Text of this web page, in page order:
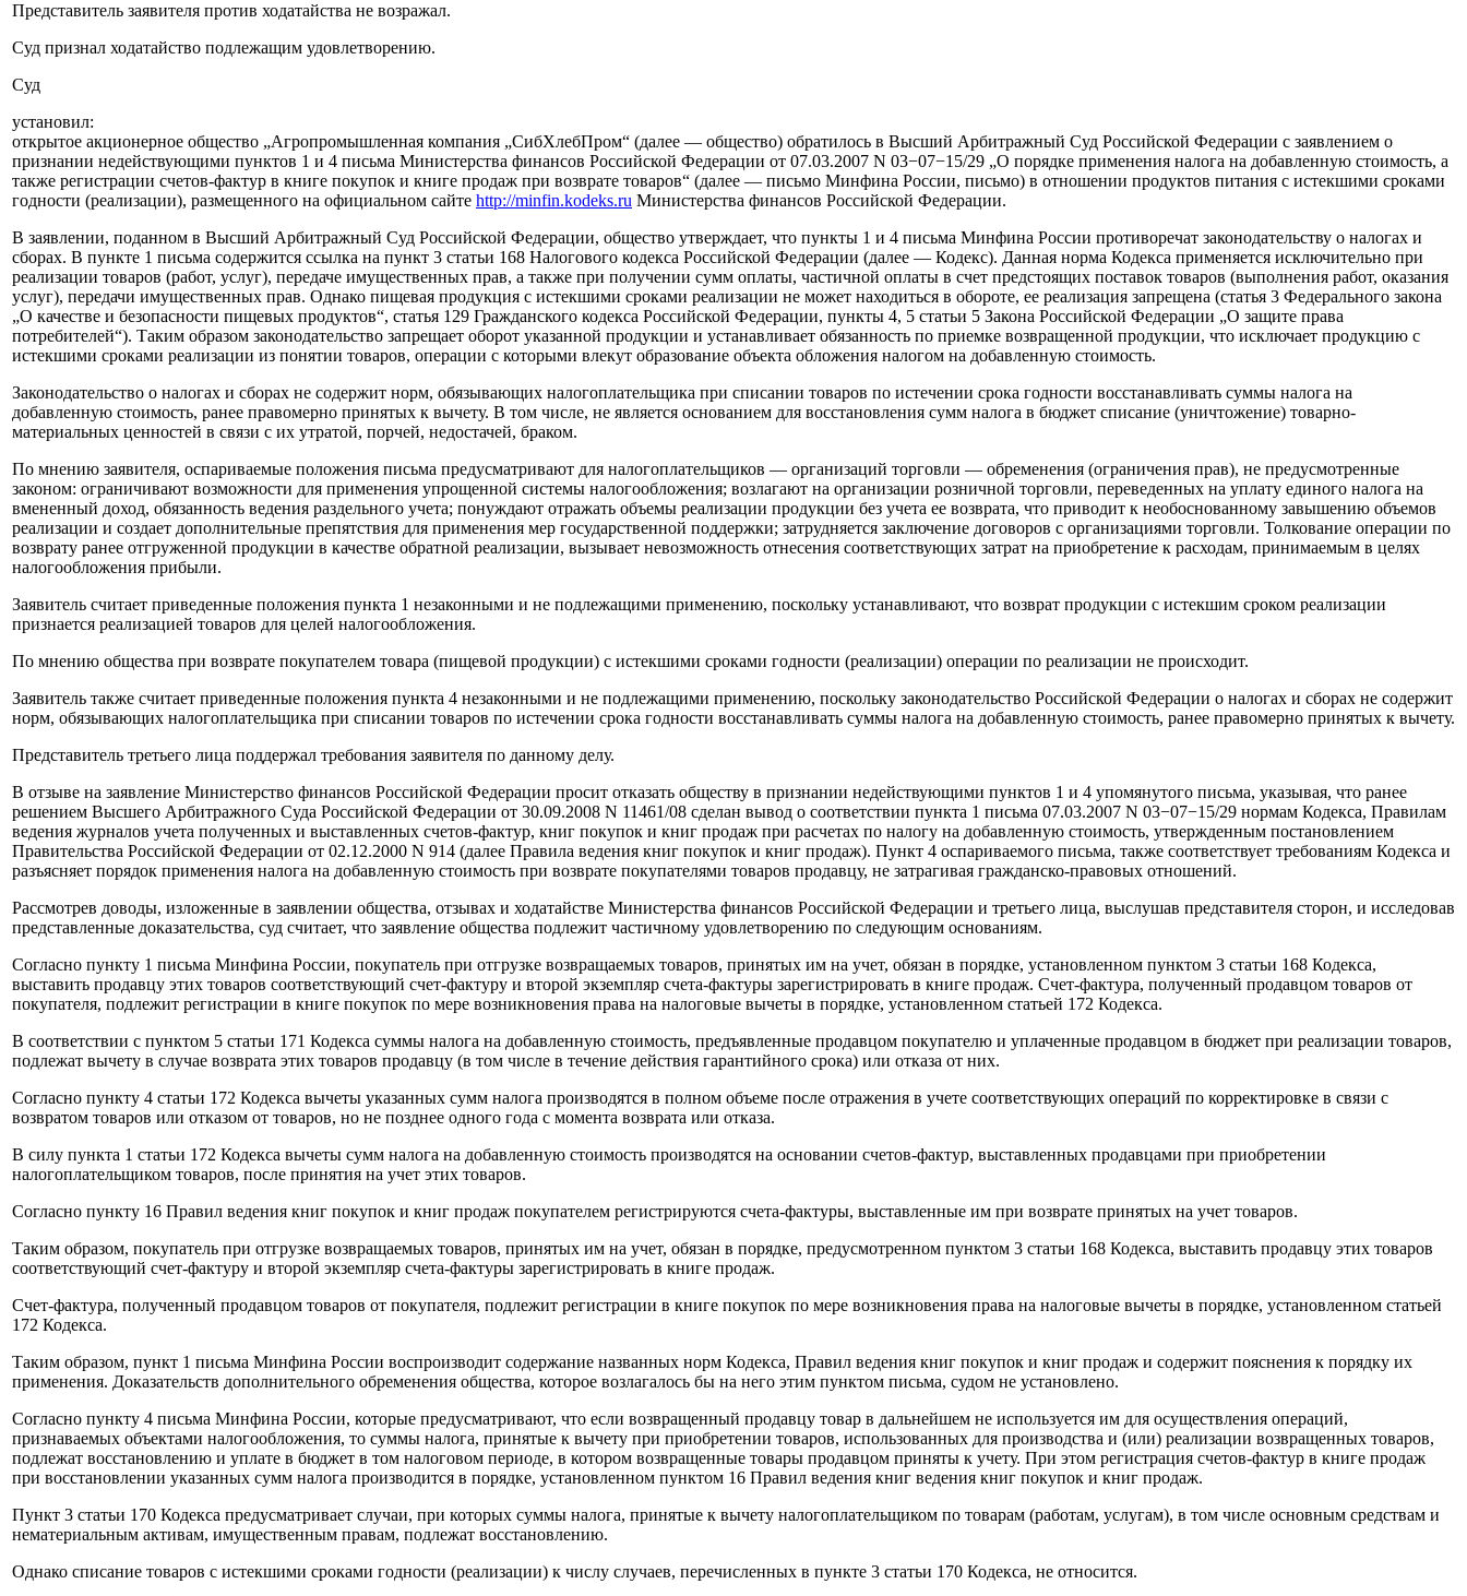
Представитель заявителя против ходатайства не возражал.
Суд признал ходатайство подлежащим удовлетворению.
Суд
установил:
открытое акционерное общество „Агропромышленная компания „СибХлебПром“ (далее — общество) обратилось в Высший Арбитражный Суд Российской Федерации с заявлением о
признании недействующими пунктов 1 и 4 письма Министерства финансов Российской Федерации от 07.03.2007 N 03−07−15/29 „О порядке применения налога на добавленную стоимость, а
также регистрации счетов-фактур в книге покупок и книге продаж при возврате товаров“ (далее — письмо Минфина России, письмо) в отношении продуктов питания с истекшими сроками
годности (реализации), размещенного на официальном сайте http://minfin.kodeks.ru Министерства финансов Российской Федерации.
В заявлении, поданном в Высший Арбитражный Суд Российской Федерации, общество утверждает, что пункты 1 и 4 письма Минфина России противоречат законодательству о налогах и
сборах. В пункте 1 письма содержится ссылка на пункт 3 статьи 168 Налогового кодекса Российской Федерации (далее — Кодекс). Данная норма Кодекса применяется исключительно при
реализации товаров (работ, услуг), передаче имущественных прав, а также при получении сумм оплаты, частичной оплаты в счет предстоящих поставок товаров (выполнения работ, оказания
услуг), передачи имущественных прав. Однако пищевая продукция с истекшими сроками реализации не может находиться в обороте, ее реализация запрещена (статья 3 Федерального закона
„О качестве и безопасности пищевых продуктов“, статья 129 Гражданского кодекса Российской Федерации, пункты 4, 5 статьи 5 Закона Российской Федерации „О защите права
потребителей“). Таким образом законодательство запрещает оборот указанной продукции и устанавливает обязанность по приемке возвращенной продукции, что исключает продукцию с
истекшими сроками реализации из понятии товаров, операции с которыми влекут образование объекта обложения налогом на добавленную стоимость.
Законодательство о налогах и сборах не содержит норм, обязывающих налогоплательщика при списании товаров по истечении срока годности восстанавливать суммы налога на
добавленную стоимость, ранее правомерно принятых к вычету. В том числе, не является основанием для восстановления сумм налога в бюджет списание (уничтожение) товарно-
материальных ценностей в связи с их утратой, порчей, недостачей, браком.
По мнению заявителя, оспариваемые положения письма предусматривают для налогоплательщиков — организаций торговли — обременения (ограничения прав), не предусмотренные
законом: ограничивают возможности для применения упрощенной системы налогообложения; возлагают на организации розничной торговли, переведенных на уплату единого налога на
вмененный доход, обязанность ведения раздельного учета; понуждают отражать объемы реализации продукции без учета ее возврата, что приводит к необоснованному завышению объемов
реализации и создает дополнительные препятствия для применения мер государственной поддержки; затрудняется заключение договоров с организациями торговли. Толкование операции по
возврату ранее отгруженной продукции в качестве обратной реализации, вызывает невозможность отнесения соответствующих затрат на приобретение к расходам, принимаемым в целях
налогообложения прибыли.
Заявитель считает приведенные положения пункта 1 незаконными и не подлежащими применению, поскольку устанавливают, что возврат продукции с истекшим сроком реализации
признается реализацией товаров для целей налогообложения.
По мнению общества при возврате покупателем товара (пищевой продукции) с истекшими сроками годности (реализации) операции по реализации не происходит.
Заявитель также считает приведенные положения пункта 4 незаконными и не подлежащими применению, поскольку законодательство Российской Федерации о налогах и сборах не содержит
норм, обязывающих налогоплательщика при списании товаров по истечении срока годности восстанавливать суммы налога на добавленную стоимость, ранее правомерно принятых к вычету.
Представитель третьего лица поддержал требования заявителя по данному делу.
В отзыве на заявление Министерство финансов Российской Федерации просит отказать обществу в признании недействующими пунктов 1 и 4 упомянутого письма, указывая, что ранее
решением Высшего Арбитражного Суда Российской Федерации от 30.09.2008 N 11461/08 сделан вывод о соответствии пункта 1 письма 07.03.2007 N 03−07−15/29 нормам Кодекса, Правилам
ведения журналов учета полученных и выставленных счетов-фактур, книг покупок и книг продаж при расчетах по налогу на добавленную стоимость, утвержденным постановлением
Правительства Российской Федерации от 02.12.2000 N 914 (далее Правила ведения книг покупок и книг продаж). Пункт 4 оспариваемого письма, также соответствует требованиям Кодекса и
разъясняет порядок применения налога на добавленную стоимость при возврате покупателями товаров продавцу, не затрагивая гражданско-правовых отношений.
Рассмотрев доводы, изложенные в заявлении общества, отзывах и ходатайстве Министерства финансов Российской Федерации и третьего лица, выслушав представителя сторон, и исследовав
представленные доказательства, суд считает, что заявление общества подлежит частичному удовлетворению по следующим основаниям.
Согласно пункту 1 письма Минфина России, покупатель при отгрузке возвращаемых товаров, принятых им на учет, обязан в порядке, установленном пунктом 3 статьи 168 Кодекса,
выставить продавцу этих товаров соответствующий счет-фактуру и второй экземпляр счета-фактуры зарегистрировать в книге продаж. Счет-фактура, полученный продавцом товаров от
покупателя, подлежит регистрации в книге покупок по мере возникновения права на налоговые вычеты в порядке, установленном статьей 172 Кодекса.
В соответствии с пунктом 5 статьи 171 Кодекса суммы налога на добавленную стоимость, предъявленные продавцом покупателю и уплаченные продавцом в бюджет при реализации товаров,
подлежат вычету в случае возврата этих товаров продавцу (в том числе в течение действия гарантийного срока) или отказа от них.
Согласно пункту 4 статьи 172 Кодекса вычеты указанных сумм налога производятся в полном объеме после отражения в учете соответствующих операций по корректировке в связи с
возвратом товаров или отказом от товаров, но не позднее одного года с момента возврата или отказа.
В силу пункта 1 статьи 172 Кодекса вычеты сумм налога на добавленную стоимость производятся на основании счетов-фактур, выставленных продавцами при приобретении
налогоплательщиком товаров, после принятия на учет этих товаров.
Согласно пункту 16 Правил ведения книг покупок и книг продаж покупателем регистрируются счета-фактуры, выставленные им при возврате принятых на учет товаров.
Таким образом, покупатель при отгрузке возвращаемых товаров, принятых им на учет, обязан в порядке, предусмотренном пунктом 3 статьи 168 Кодекса, выставить продавцу этих товаров
соответствующий счет-фактуру и второй экземпляр счета-фактуры зарегистрировать в книге продаж.
Счет-фактура, полученный продавцом товаров от покупателя, подлежит регистрации в книге покупок по мере возникновения права на налоговые вычеты в порядке, установленном статьей
172 Кодекса.
Таким образом, пункт 1 письма Минфина России воспроизводит содержание названных норм Кодекса, Правил ведения книг покупок и книг продаж и содержит пояснения к порядку их
применения. Доказательств дополнительного обременения общества, которое возлагалось бы на него этим пунктом письма, судом не установлено.
Согласно пункту 4 письма Минфина России, которые предусматривают, что если возвращенный продавцу товар в дальнейшем не используется им для осуществления операций,
признаваемых объектами налогообложения, то суммы налога, принятые к вычету при приобретении товаров, использованных для производства и (или) реализации возвращенных товаров,
подлежат восстановлению и уплате в бюджет в том налоговом периоде, в котором возвращенные товары продавцом приняты к учету. При этом регистрация счетов-фактур в книге продаж
при восстановлении указанных сумм налога производится в порядке, установленном пунктом 16 Правил ведения книг ведения книг покупок и книг продаж.
Пункт 3 статьи 170 Кодекса предусматривает случаи, при которых суммы налога, принятые к вычету налогоплательщиком по товарам (работам, услугам), в том числе основным средствам и
нематериальным активам, имущественным правам, подлежат восстановлению.
Однако списание товаров с истекшими сроками годности (реализации) к числу случаев, перечисленных в пункте 3 статьи 170 Кодекса, не относится.